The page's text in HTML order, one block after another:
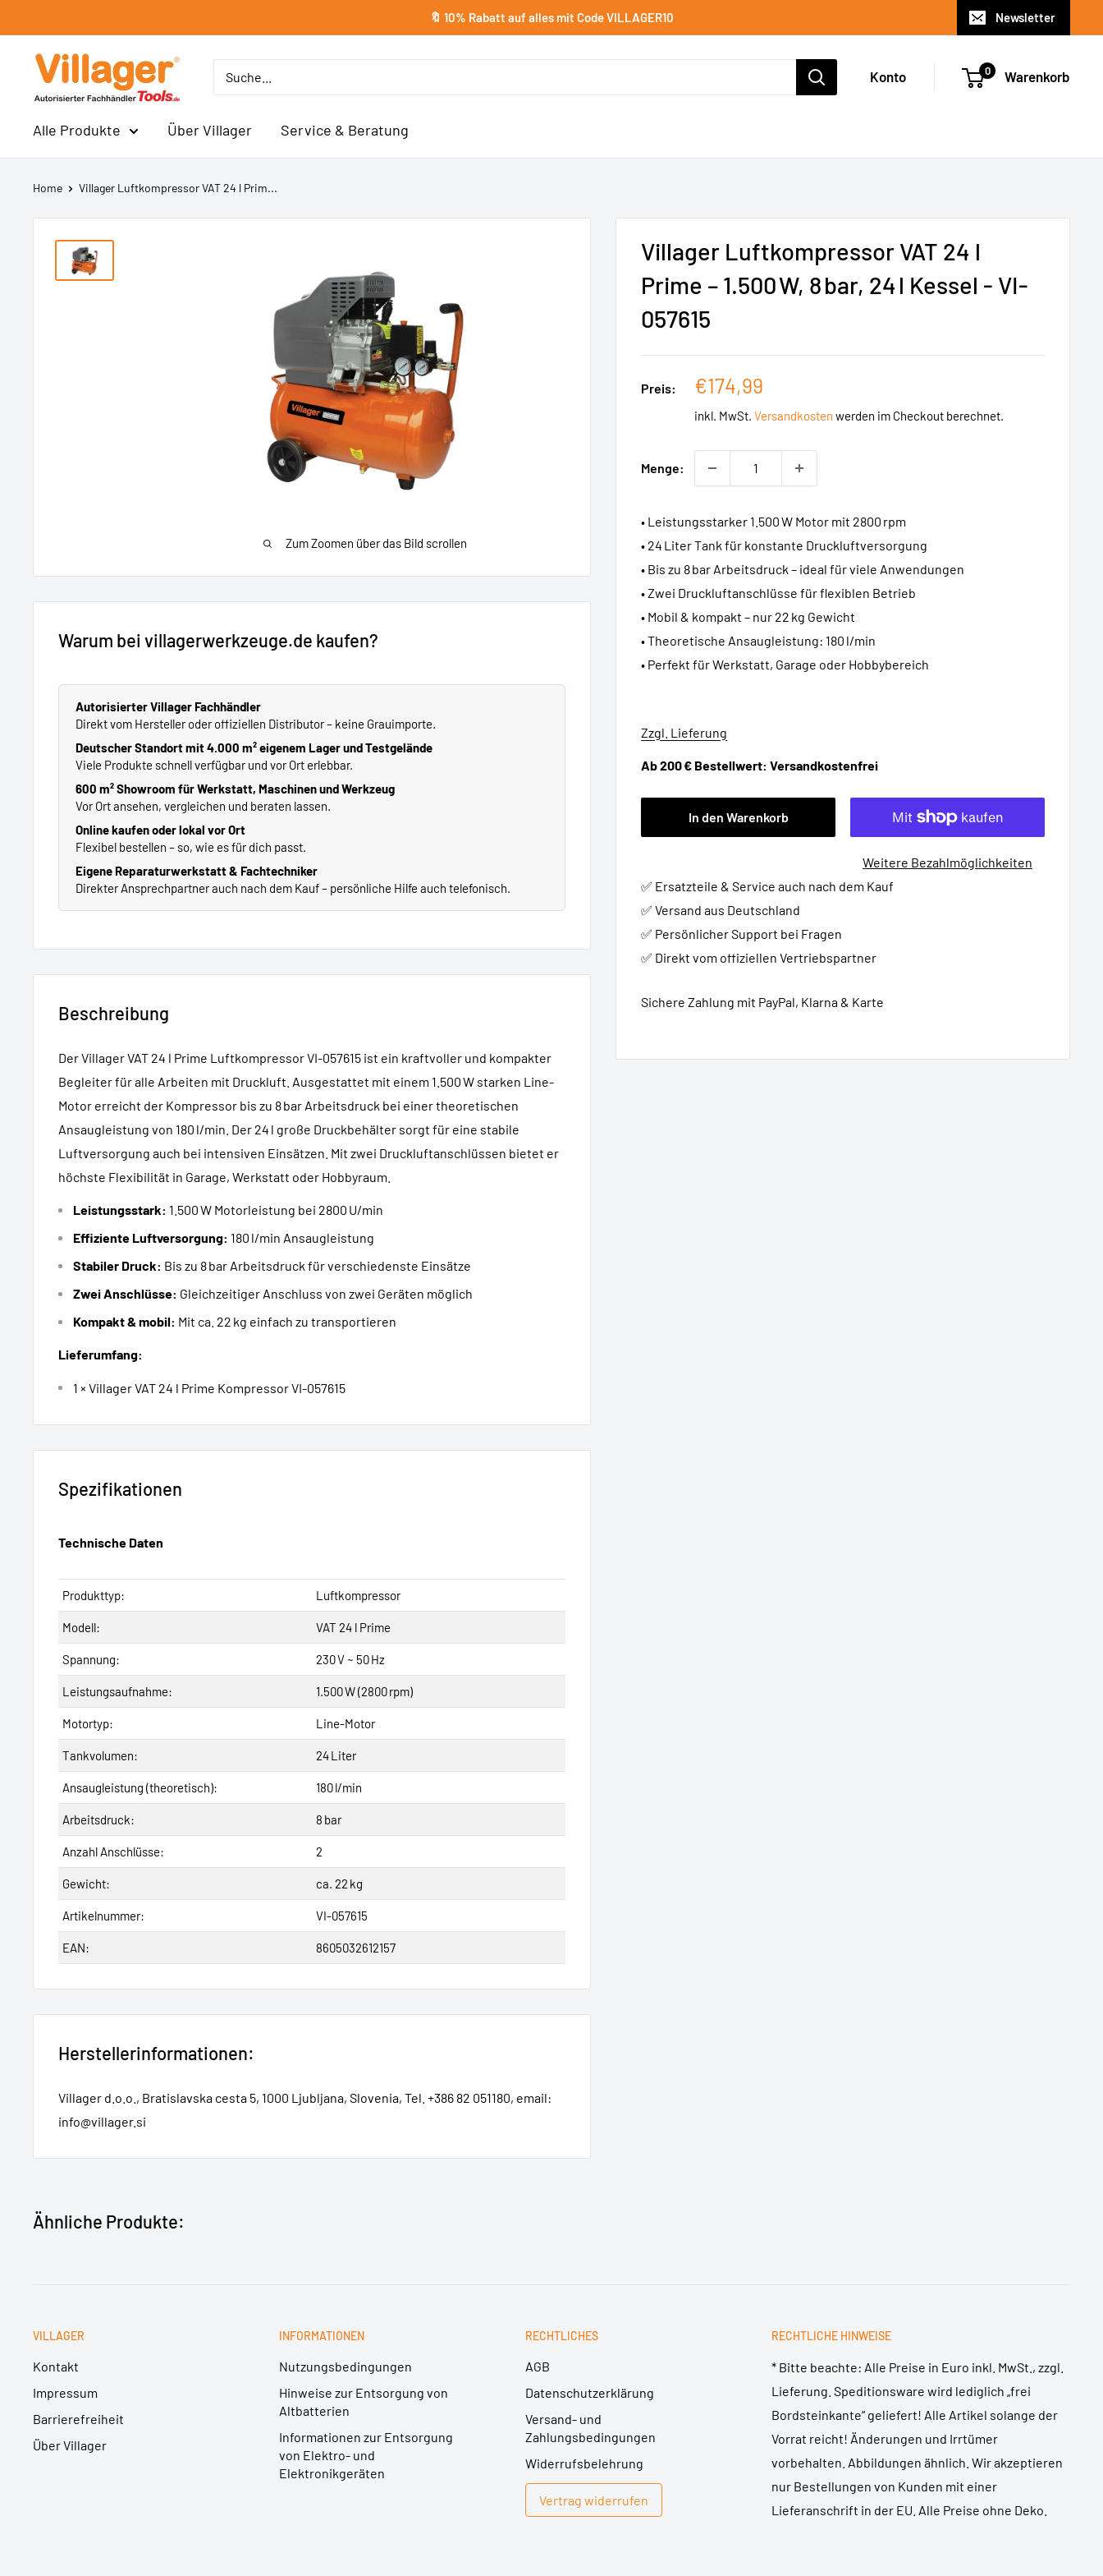
zum
🔖 10% Rabatt auf alles mit Code VILLAGER10 Newsletter
Villager
Konto 0 Warenkorb
Alle Produkte Über Villager Service & Beratung
Home Villager Luftkompressor VAT 24 l Prim...
Zum Zoomen über das Bild scrollen
Villager Luftkompressor VAT 24 l
Prime – 1.500 W, 8 bar, 24 l Kessel - VI-
057615
Preis: Sonderpreis
€174,99
inkl. MwSt.Versandkosten werden im Checkout berechnet.
Menge:
• Leistungsstarker 1.500 W Motor mit 2800 rpm
• 24 Liter Tank für konstante Druckluftversorgung
• Bis zu 8 bar Arbeitsdruck – ideal für viele Anwendungen
• Zwei Druckluftanschlüsse für flexiblen Betrieb
• Mobil & kompakt – nur 22 kg Gewicht
• Theoretische Ansaugleistung: 180 l/min
• Perfekt für Werkstatt, Garage oder Hobbybereich
Zzgl. Lieferung
Ab 200 € Bestellwert: Versandkostenfrei
In den Warenkorb
Weitere Bezahlmöglichkeiten
✅ Ersatzteile & Service auch nach dem Kauf
✅ Versand aus Deutschland
✅ Persönlicher Support bei Fragen
✅ Direkt vom offiziellen Vertriebspartner
Sichere Zahlung mit PayPal, Klarna & Karte
Warum bei villagerwerkzeuge.de kaufen?
Autorisierter Villager Fachhändler
Direkt vom Hersteller oder offiziellen Distributor – keine Grauimporte.
Deutscher Standort mit 4.000 m² eigenem Lager und Testgelände
Viele Produkte schnell verfügbar und vor Ort erlebbar.
600 m² Showroom für Werkstatt, Maschinen und Werkzeug
Vor Ort ansehen, vergleichen und beraten lassen.
Online kaufen oder lokal vor Ort
Flexibel bestellen – so, wie es für dich passt.
Eigene Reparaturwerkstatt & Fachtechniker
Direkter Ansprechpartner auch nach dem Kauf – persönliche Hilfe auch telefonisch.
Beschreibung
Der Villager VAT 24 l Prime Luftkompressor VI-057615 ist ein kraftvoller und kompakter
Begleiter für alle Arbeiten mit Druckluft. Ausgestattet mit einem 1.500 W starken Line-
Motor erreicht der Kompressor bis zu 8 bar Arbeitsdruck bei einer theoretischen
Ansaugleistung von 180 l/min. Der 24 l große Druckbehälter sorgt für eine stabile
Luftversorgung auch bei intensiven Einsätzen. Mit zwei Druckluftanschlüssen bietet er
höchste Flexibilität in Garage, Werkstatt oder Hobbyraum.
Leistungsstark: 1.500 W Motorleistung bei 2800 U/min
Effiziente Luftversorgung: 180 l/min Ansaugleistung
Stabiler Druck: Bis zu 8 bar Arbeitsdruck für verschiedenste Einsätze
Zwei Anschlüsse: Gleichzeitiger Anschluss von zwei Geräten möglich
Kompakt & mobil: Mit ca. 22 kg einfach zu transportieren
Lieferumfang:
1 × Villager VAT 24 l Prime Kompressor VI-057615
Spezifikationen
Technische Daten
Produkttyp: Luftkompressor
Modell: VAT 24 l Prime
Spannung: 230 V ~ 50 Hz
Leistungsaufnahme: 1.500 W (2800 rpm)
Motortyp: Line-Motor
Tankvolumen: 24 Liter
Ansaugleistung (theoretisch): 180 l/min
Arbeitsdruck: 8 bar
Anzahl Anschlüsse: 2
Gewicht: ca. 22 kg
Artikelnummer: VI-057615
EAN: 8605032612157
Herstellerinformationen:
Villager d.o.o., Bratislavska cesta 5, 1000 Ljubljana, Slovenia, Tel. +386 82 051180, email:
info@villager.si
Ähnliche Produkte:
VILLAGER
Kontakt
Impressum
Barrierefreiheit
Über Villager
INFORMATIONEN
Nutzungsbedingungen
Hinweise zur Entsorgung von
Altbatterien
Informationen zur Entsorgung
von Elektro- und
Elektronikgeräten
RECHTLICHES
AGB
Datenschutzerklärung
Versand- und
Zahlungsbedingungen
Widerrufsbelehrung
Vertrag widerrufen
RECHTLICHE HINWEISE
* Bitte beachte: Alle Preise in Euro inkl. MwSt., zzgl.
Lieferung. Speditionsware wird lediglich „frei
Bordsteinkante“ geliefert! Alle Artikel solange der
Vorrat reicht! Änderungen und Irrtümer
vorbehalten. Abbildungen ähnlich. Wir akzeptieren
nur Bestellungen von Kunden mit einer
Lieferanschrift in der EU. Alle Preise ohne Deko.